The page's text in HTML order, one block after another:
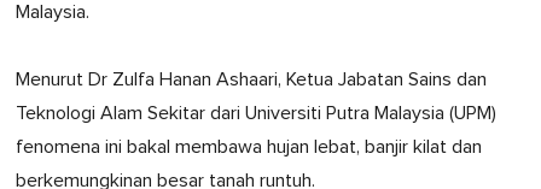
Malaysia.
Menurut Dr Zulfa Hanan Ashaari, Ketua Jabatan Sains dan
Teknologi Alam Sekitar dari Universiti Putra Malaysia (UPM)
fenomena ini bakal membawa hujan lebat, banjir kilat dan
berkemungkinan besar tanah runtuh.